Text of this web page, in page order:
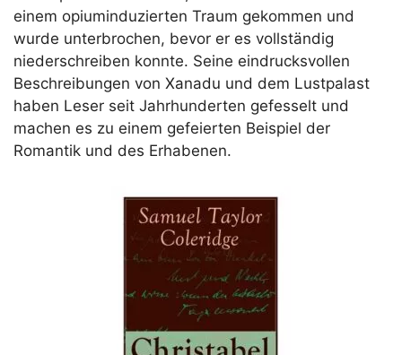
einem opiuminduzierten Traum gekommen und
wurde unterbrochen, bevor er es vollständig
niederschreiben konnte. Seine eindrucksvollen
Beschreibungen von Xanadu und dem Lustpalast
haben Leser seit Jahrhunderten gefesselt und
machen es zu einem gefeierten Beispiel der
Romantik und des Erhabenen.